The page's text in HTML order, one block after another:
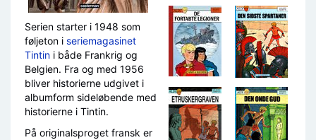
Serien starter i 1948 som
føljeton i seriemagasinet
Tintin i både Frankrig og
Belgien. Fra og med 1956
bliver historierne udgivet i
albumform sideløbende med
historierne i Tintin.
På originalsproget fransk er